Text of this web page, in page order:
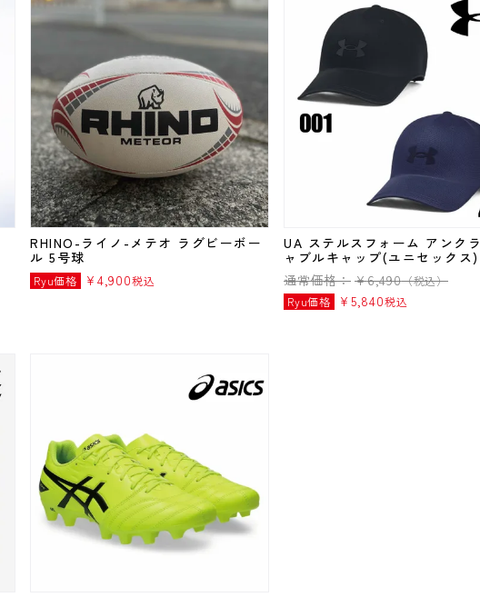
RHINO-ライノ-メテオ ラグビーボー
ル 5号球
Ryu価格 ¥ 4,900税込
UA ステルスフォーム アンク
ャブルキャップ(ユニセックス)
通常価格： ¥6,490（税込）
Ryu価格
¥ 5,840税込